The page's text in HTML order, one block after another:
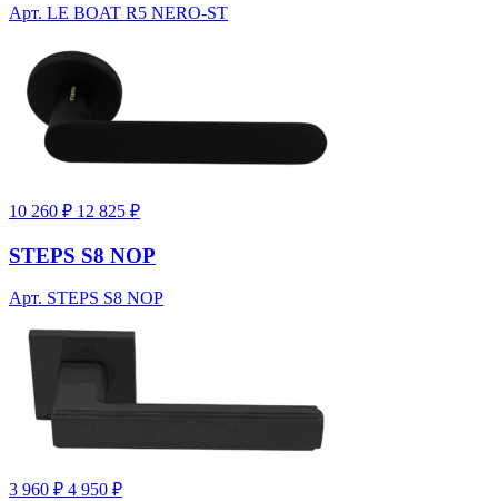
Арт. LE BOAT R5 NERO-ST
10 260 ₽ 12 825 ₽
STEPS S8 NOP
Арт. STEPS S8 NOP
3 960 ₽ 4 950 ₽